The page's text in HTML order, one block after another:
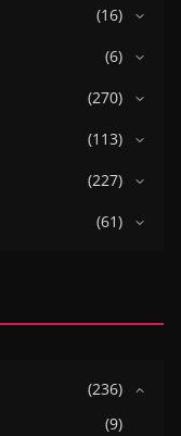
(16)
(6)
(270)
(113)
(227)
(61)
(236)
(9)